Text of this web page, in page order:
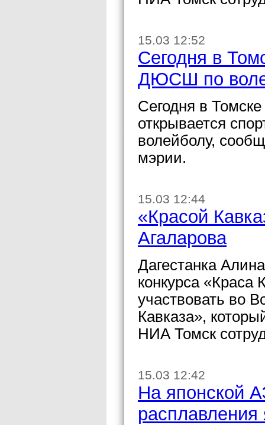
15.03 12:52
Сегодня в
ДЮСШ по
Сегодня в
открывается
волейболу,
мэрии.
15.03 12:44
«Красой
Агаларова
Дагестанка
конкурса «Краса
участвовать во
Кавказа»,
НИА Томск
15.03 12:42
На японской
расплавления